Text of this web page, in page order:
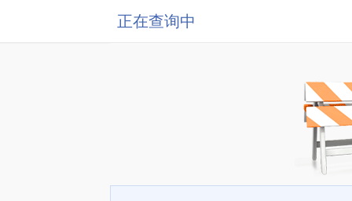
正在查询中